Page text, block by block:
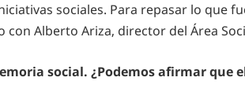
sociales. Para repasar lo que
Alberto Ariza, director del Área
social. ¿Podemos afirmar que